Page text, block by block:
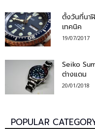
ตั้งวันที่นา
เทคนิค
19/07/2017
Seiko
ต่างแดน
20/01/2018
POPULAR